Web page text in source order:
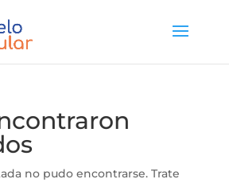
no pudo encontrarse. Trate